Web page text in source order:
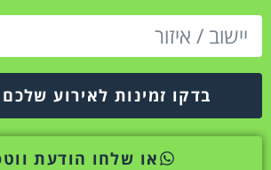
בדקו זמינות לאירוע
או שלחו הודעת